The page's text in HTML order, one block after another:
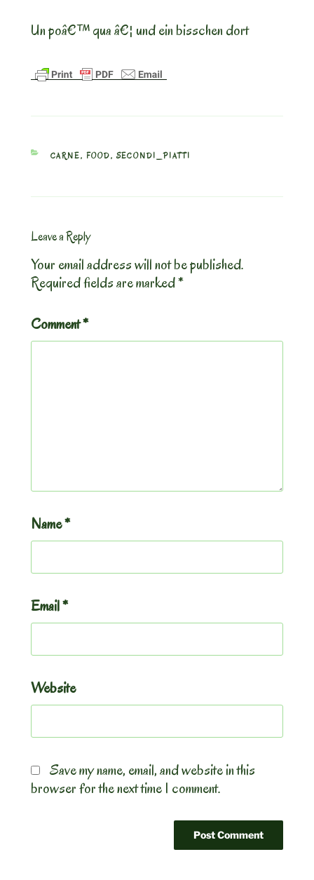
Un poâ€™ qua â€¦ und ein bisschen dort
CATEGORIES
CARNE, FOOD,SECONDI_PIATTI
Leave a Reply
Your email address will not be published.
Required fields are marked*
Comment*
Name*
Email*
Website
Save my name, email, and website in this
browser for the next time I comment.